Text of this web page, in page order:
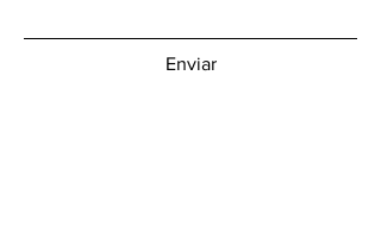
Enviar